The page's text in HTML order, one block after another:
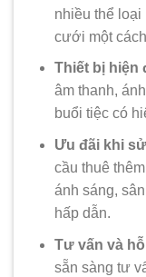
nhiều thể loại
cưới một
Thiết bị hiện
âm thanh,
buổi tiệc có
Ưu đãi khi
cầu thuê
ánh sáng,
hấp dẫn.
Tư vấn và
sẵn sàng tư